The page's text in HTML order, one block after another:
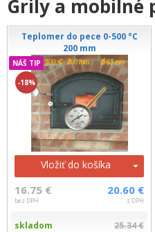
Grily a mobilné
Teplomer do pece 0-500 °C
200 mm
NÁŠ TIP
-18%
Vložiť do košíka
16.75 €
bez DPH
20.60 €
s DPH
skladom 25.34 €